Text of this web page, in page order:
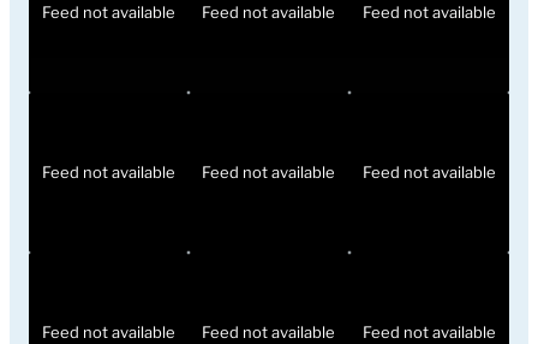
Feed not available Feed not available Feed not available
Feed not available Feed not available Feed not available
Feed not available Feed not available Feed not available